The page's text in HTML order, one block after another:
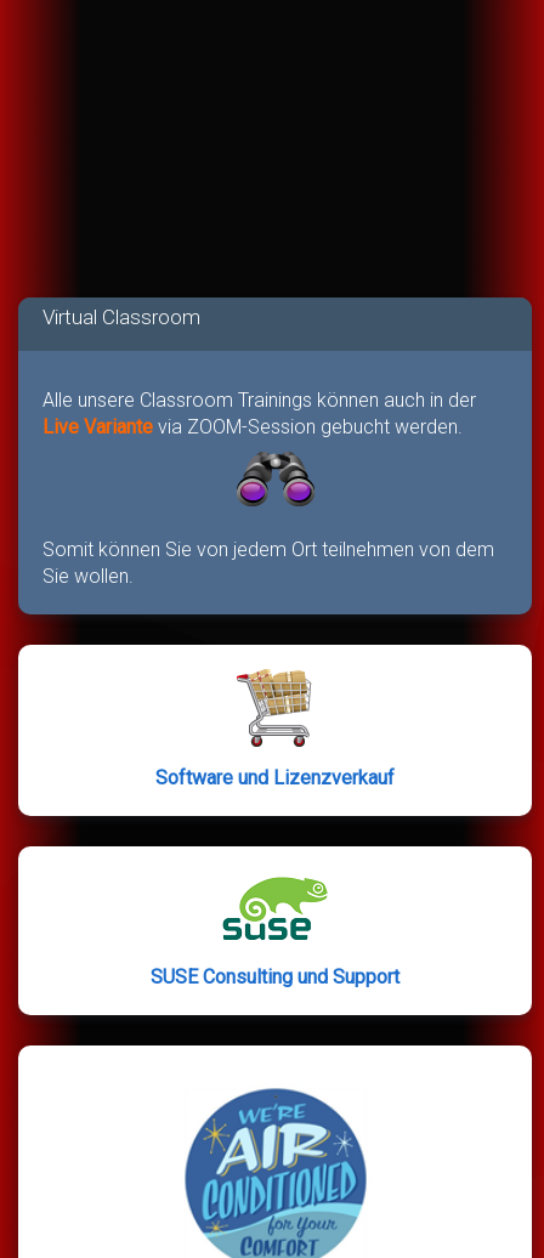
Virtual Classroom
Alle unsere Classroom Trainings können auch in der
Live Variante via ZOOM-Session gebucht werden.
Somit können Sie von jedem Ort teilnehmen von dem
Sie wollen.
Software und Lizenzverkauf
SUSE Consulting und Support